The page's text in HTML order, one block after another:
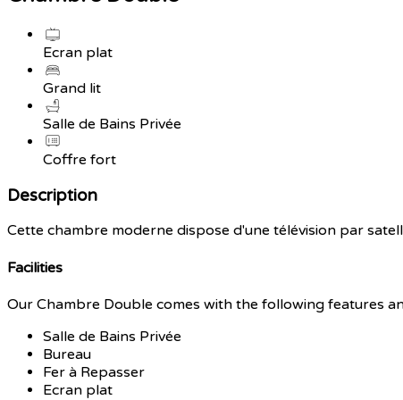
Ecran plat
Grand lit
Salle de Bains Privée
Coffre fort
Description
Cette chambre moderne dispose d'une télévision par
Facilities
Our Chambre Double comes with the following features
Salle de Bains Privée
Bureau
Fer à Repasser
Ecran plat